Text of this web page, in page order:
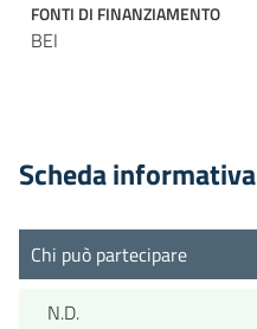
FONTI DI FINANZIAMENTO
BEI
Scheda informativa
Chi può partecipare
N.D.